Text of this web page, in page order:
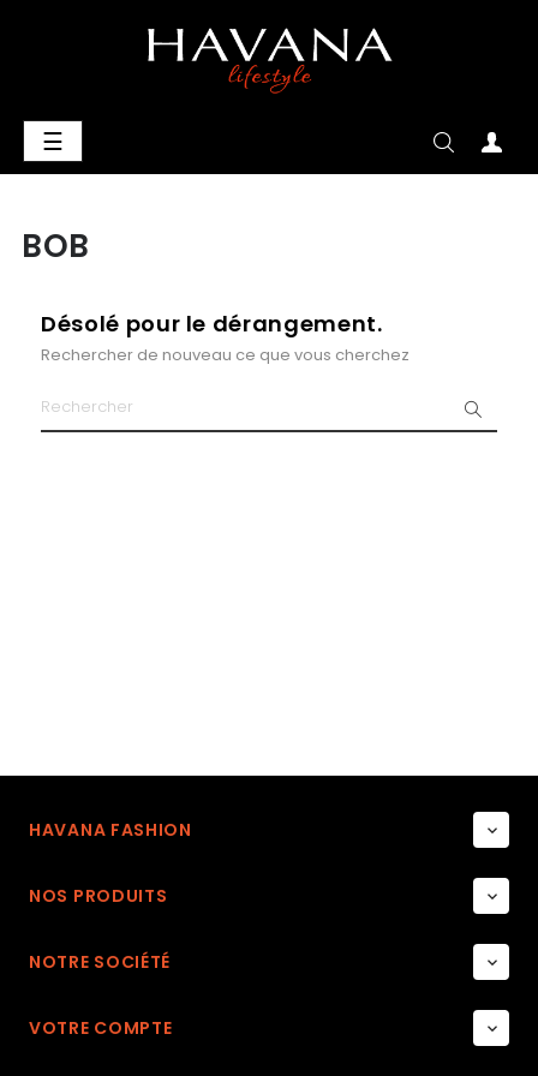
Basculer
la
navigation
☰
BOB
Désolé pour le dérangement.
Rechercher de nouveau ce que vous cherchez
HAVANA FASHION 
NOS PRODUITS 
NOTRE SOCIÉTÉ 
VOTRE COMPTE 